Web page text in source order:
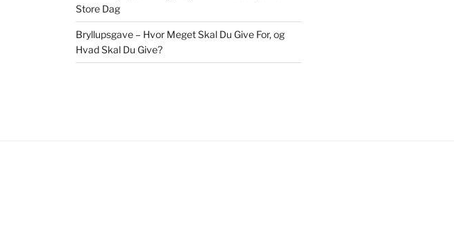
Store Dag
Bryllupsgave – Hvor Meget Skal Du Give For, og
Hvad Skal Du Give?